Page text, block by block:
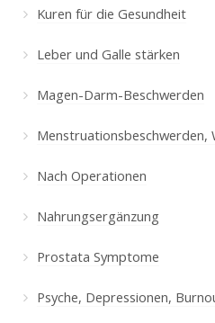
Kuren für die Gesundheit
Leber und Galle stärken
Magen-Darm-Beschwerden
Menstruationsbeschwerden,
Nach Operationen
Nahrungsergänzung
Prostata Symptome
Psyche, Depressionen,